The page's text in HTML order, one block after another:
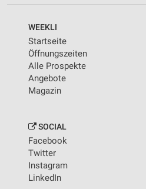
WEEKLI
Startseite
Öffnungszeiten
Alle Prospekte
Angebote
Magazin
SOCIAL
Facebook
Twitter
Instagram
LinkedIn